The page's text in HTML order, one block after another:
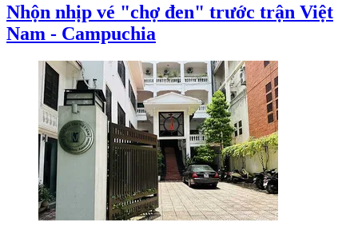
Nhộn nhịp vé "chợ đen" trước trận Việt
Nam - Campuchia